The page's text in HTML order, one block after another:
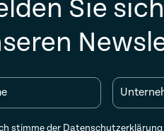
Sie
stimme der Datenschutzerklärung